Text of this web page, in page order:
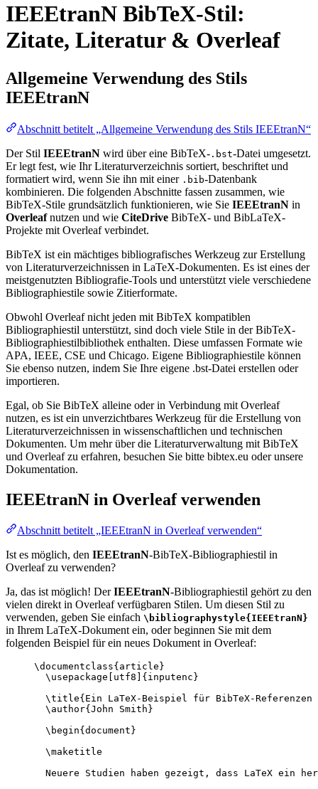
IEEEtranN BibTeX-Stil:
Zitate, Literatur & Overleaf
Allgemeine Verwendung des Stils
IEEEtranN
Abschnitt betitelt „Allgemeine Verwendung des Stils IEEEtranN“
Der Stil IEEEtranN wird über eine BibTeX- .bst-Datei umgesetzt.
Er legt fest, wie Ihr Literaturverzeichnis sortiert, beschriftet und
formatiert wird, wenn Sie ihn mit einer .bib-Datenbank
kombinieren. Die folgenden Abschnitte fassen zusammen, wie
BibTeX-Stile grundsätzlich funktionieren, wie Sie IEEEtranN in
Overleafnutzen und wie CiteDrive BibTeX- und BibLaTeX-
Projekte mit Overleaf verbindet.
BibTeX ist ein mächtiges bibliografisches Werkzeug zur Erstellung
von Literaturverzeichnissen in LaTeX-Dokumenten. Es ist eines der
meistgenutzten Bibliografie-Tools und unterstützt viele verschiedene
Bibliographiestile sowie Zitierformate.
Obwohl Overleaf nicht jeden mit BibTeX kompatiblen
Bibliographiestil unterstützt, sind doch viele Stile in der BibTeX-
Bibliographiestilbibliothek enthalten. Diese umfassen Formate wie
APA, IEEE, CSE und Chicago. Eigene Bibliographiestile können
Sie ebenso nutzen, indem Sie Ihre eigene .bst-Datei erstellen oder
importieren.
Egal, ob Sie BibTeX alleine oder in Verbindung mit Overleaf
nutzen, es ist ein unverzichtbares Werkzeug für die Erstellung von
Literaturverzeichnissen in wissenschaftlichen und technischen
Dokumenten. Um mehr über die Literaturverwaltung mit BibTeX
und Overleaf zu erfahren, besuchen Sie bitte bibtex.eu oder unsere
Dokumentation.
IEEEtranN in Overleaf verwenden
Abschnitt betitelt „IEEEtranN in Overleaf verwenden“
Ist es möglich, den IEEEtranN-BibTeX-Bibliographiestil in
Overleaf zu verwenden?
Ja, das ist möglich! DerIEEEtranN-Bibliographiestil gehört zu den
vielen direkt in Overleaf verfügbaren Stilen. Um diesen Stil zu
verwenden, geben Sie einfach \bibliographystyle{IEEEtranN}
in Ihrem LaTeX-Dokument ein, oder beginnen Sie mit dem
folgenden Beispiel für ein neues Dokument in Overleaf:
\documentclass{ article }
\usepackage
utf8 ]{ inputenc }
\title{Ein LaTeX-Beispiel für BibTeX-
\author{John Smith}
\begin{ document }
\maketitle
Neuere Studien haben gezeigt, dass LaTeX ein